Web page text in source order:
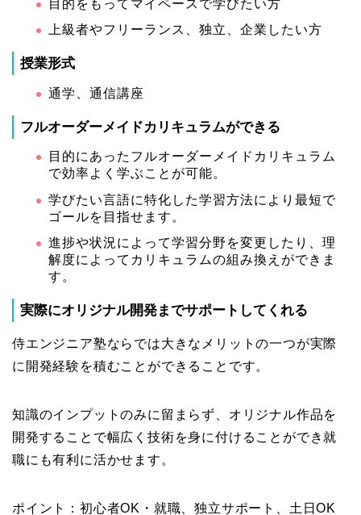
目的をもってマイペースで学びたい方
上級者やフリーランス、独立、企業したい方
授業形式
通学、通信講座
フルオーダーメイドカリキュラムができる
目的にあったフルオーダーメイドカリキュラム
で効率よく学ぶことが可能。
学びたい言語に特化した学習方法により最短で
ゴールを目指せます。
進捗や状況によって学習分野を変更したり、理
解度によってカリキュラムの組み換えができま
す。
実際にオリジナル開発までサポートしてくれる
侍エンジニア塾ならでは大きなメリットの一つが実際
に開発経験を積むことができることです。
知識のインプットのみに留まらず、オリジナル作品を
開発することで幅広く技術を身に付けることができ就
職にも有利に活かせます。
ポイント：初心者OK・就職、独立サポート、土日OK